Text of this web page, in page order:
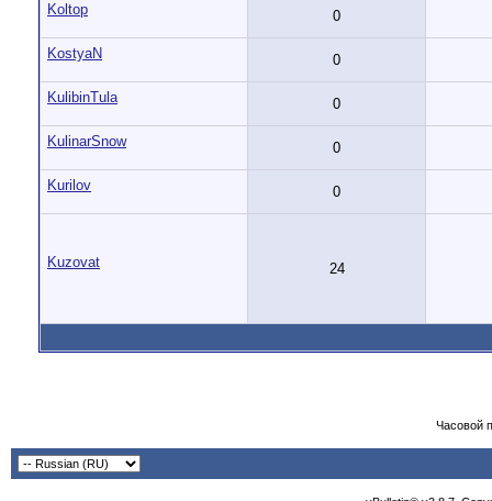
Koltop 0
KostyaN 0
KulibinTula 0
KulinarSnow 0
Kurilov 0
Kuzovat 24
Часовой